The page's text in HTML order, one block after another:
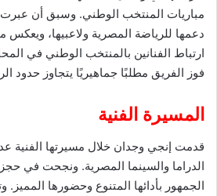
مباريات المنتخب الوطني. وسبق أن
دعمها للرياضة المصرية ولاعبيها، ويعكس
ارتباط الفنانين بالمنتخب الوطني في
فوز الفريق مطلبًا جماهيريًا يتجاوز حدود
المسيرة الفنية
قدمت إنجي وجدان خلال مسيرتها الفنية
الدراما والسينما المصرية. ونجحت في
الجمهور بأدائها المتنوع وحضورها المميز.